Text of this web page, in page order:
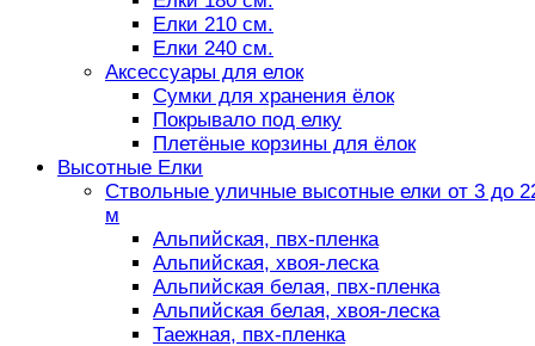
Елки 210 см.
Елки 240 см.
Аксессуары для елок
Сумки для хранения ёлок
Покрывало под елку
Плетёные корзины для ёлок
Высотные Елки
Ствольные уличные высотные елки от 3 до
м
Альпийская, пвх-пленка
Альпийская, хвоя-леска
Альпийская белая, пвх-пленка
Альпийская белая, хвоя-леска
Таежная, пвх-пленка